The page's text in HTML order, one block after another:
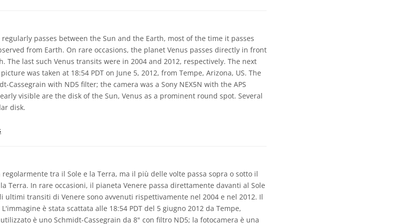
passes between the Sun and the Earth, most of the time it passes
from Earth. On rare occasions, the planet Venus passes directly in front
The last such Venus transits were in 2004 and 2012, respectively. The next
was taken at 18:54 PDT on June 5, 2012, from Tempe, Arizona, US. The
Cassegrain with ND5 filter; the camera was a Sony NEX5N with the APS
visible are the disk of the Sun, Venus as a prominent round spot. Several
disk.
regolarmente tra il Sole e la Terra, ma il più delle volte passa sopra o sotto il
Terra. In rare occasioni, il pianeta Venere passa direttamente davanti al Sole
ultimi transiti di Venere sono avvenuti rispettivamente nel 2004 e nel 2012. Il
è stata scattata alle 18:54 PDT del 5 giugno 2012 da Tempe,
è uno Schmidt-Cassegrain da 8" con filtro ND5; la fotocamera è una